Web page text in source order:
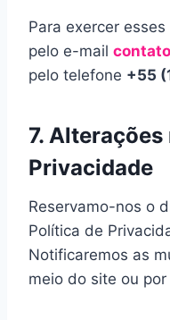
Para exercer
pelo e-mail
pelo telefone +55
7.
Privacidade
Reservamo-nos o
Política de
Notificaremos as
meio do site ou